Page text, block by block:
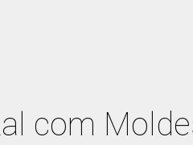
com